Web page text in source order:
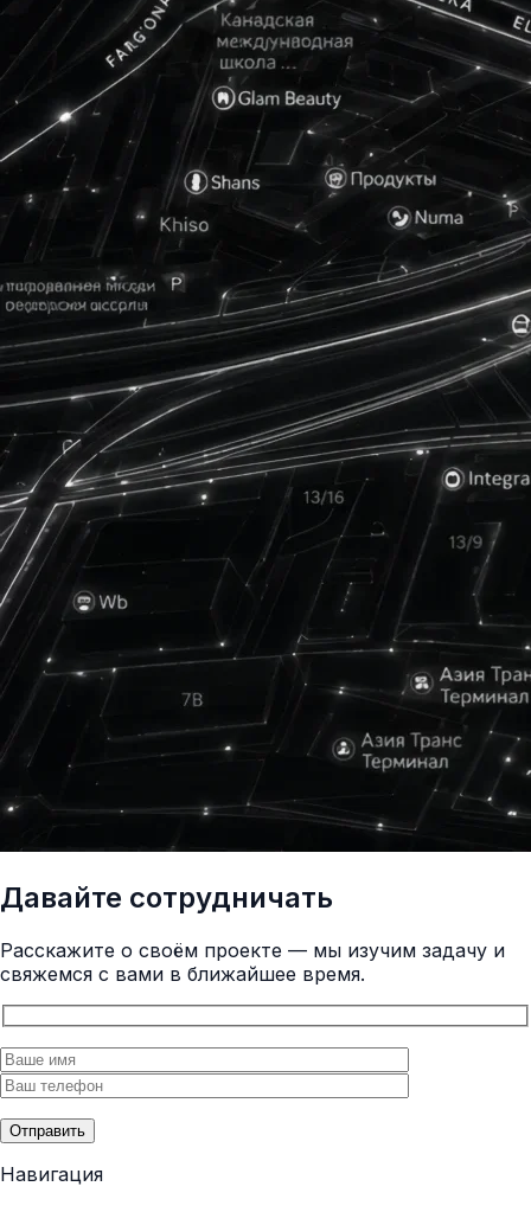
Давайте сотрудничать
Расскажите о своём проекте — мы изучим задачу и
свяжемся с вами в ближайшее время.
Отправить
Навигация